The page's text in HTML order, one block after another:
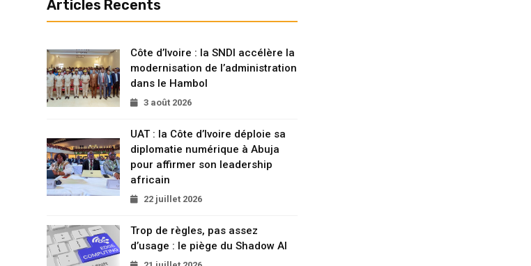
Articles Recents
Côte d’Ivoire : la SNDI accélère la
modernisation de l’administration
dans le Hambol
3 août 2026
UAT : la Côte d’Ivoire déploie sa
diplomatie numérique à Abuja
pour affirmer son leadership
africain
22 juillet 2026
Trop de règles, pas assez
d’usage : le piège du Shadow AI